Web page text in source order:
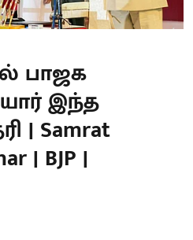
பாஜக
இந்த
| Samrat
| BJP |